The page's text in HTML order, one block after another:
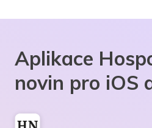
Aplikace
novin pro iOS